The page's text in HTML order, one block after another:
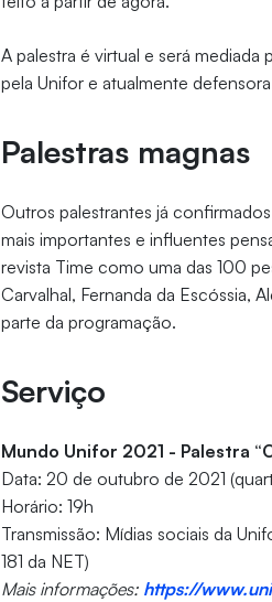
A palestra é virtual e será mediada
pela Unifor e atualmente
Palestras magnas
Outros palestrantes já
mais importantes e influentes
revista Time como uma das 100
Carvalhal, Fernanda da Escóssia,
parte da programação.
Serviço
Mundo Unifor 2021 - Palestra
Data: 20 de outubro de 2021
Horário: 19h
Transmissão: Mídias sociais da
181 da NET)
Mais informações: https://